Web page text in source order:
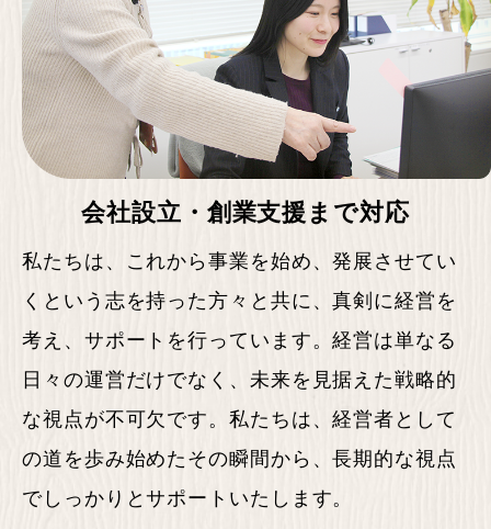
会社設立・ 創業支援まで対応
私たちは、これから事業を始め、発展させてい
くという志を持った方々と共に、真剣に経営を
考え、サポートを行っています。経営は単なる
日々の運営だけでなく、未来を見据えた戦略的
な視点が不可欠です。私たちは、経営者として
の道を歩み始めたその瞬間から、長期的な視点
でしっかりとサポートいたします。